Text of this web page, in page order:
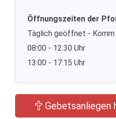
Öffnungszeiten der
Täglich geöffnet - Komm
08:00 - 12:30 Uhr
13:00 - 17:15 Uhr
Gebetsanliegen